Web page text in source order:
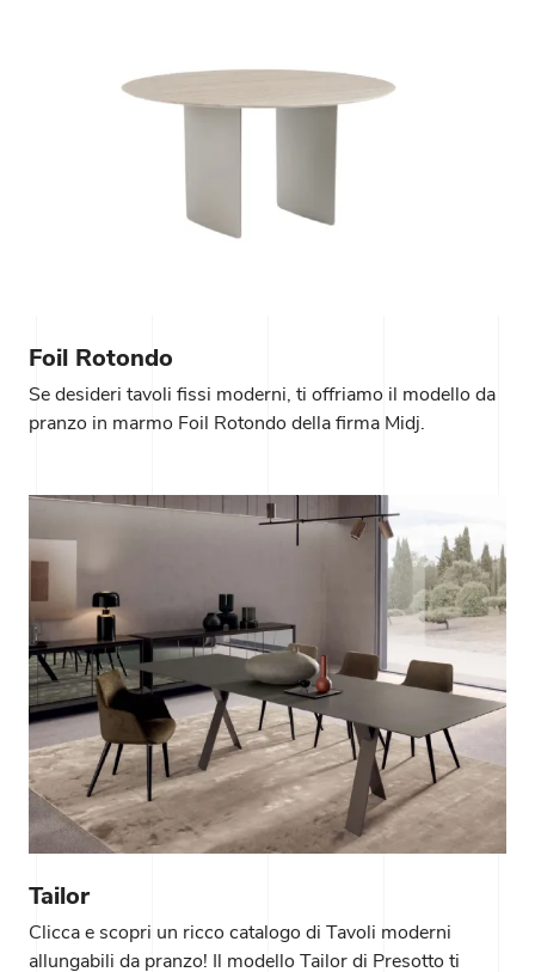
Foil Rotondo
Se desideri tavoli fissi moderni, ti offriamo il modello da
pranzo in marmo Foil Rotondo della firma Midj.
Tailor
Clicca e scopri un ricco catalogo di Tavoli moderni
allungabili da pranzo! Il modello Tailor di Presotto ti